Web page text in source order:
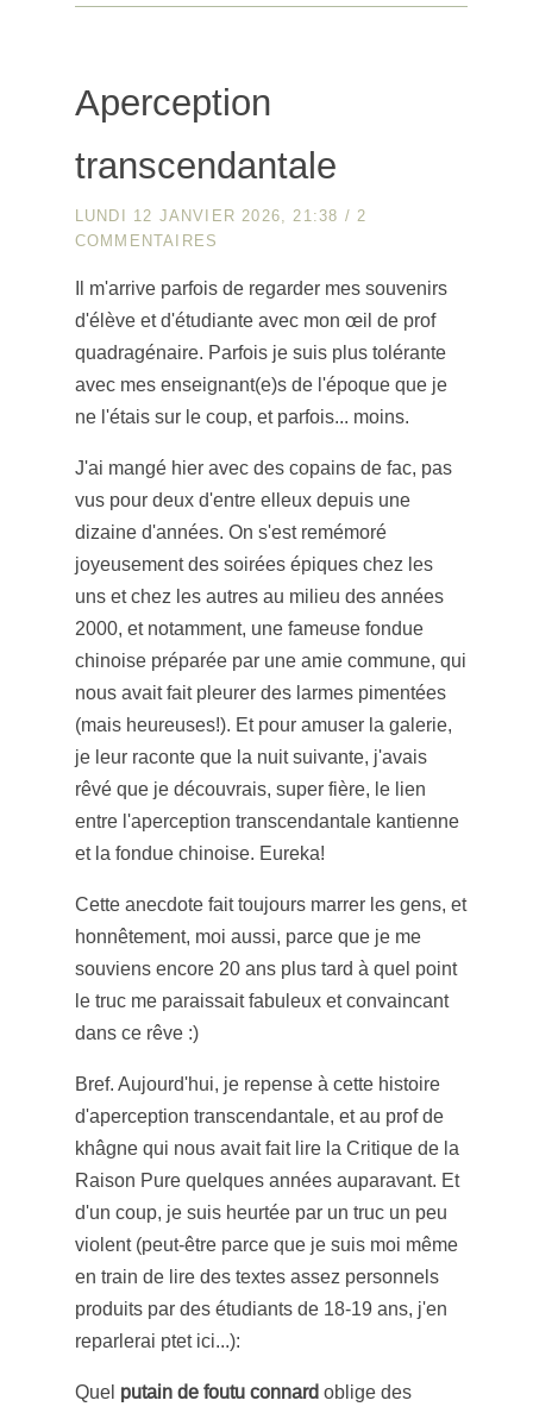
Aperception
transcendantale
LUNDI 12 JANVIER 2026, 21:38 / 2
COMMENTAIRES
Il m'arrive parfois de regarder mes souvenirs
d'élève et d'étudiante avec mon œil de prof
quadragénaire. Parfois je suis plus tolérante
avec mes enseignant(e)s de l'époque que je
ne l'étais sur le coup, et parfois... moins.
J'ai mangé hier avec des copains de fac, pas
vus pour deux d'entre elleux depuis une
dizaine d'années. On s'est remémoré
joyeusement des soirées épiques chez les
uns et chez les autres au milieu des années
2000, et notamment, une fameuse fondue
chinoise préparée par une amie commune, qui
nous avait fait pleurer des larmes pimentées
(mais heureuses!). Et pour amuser la galerie,
je leur raconte que la nuit suivante, j'avais
rêvé que je découvrais, super fière, le lien
entre l'aperception transcendantale kantienne
et la fondue chinoise. Eureka!
Cette anecdote fait toujours marrer les gens, et
honnêtement, moi aussi, parce que je me
souviens encore 20 ans plus tard à quel point
le truc me paraissait fabuleux et convaincant
dans ce rêve :)
Bref. Aujourd'hui, je repense à cette histoire
d'aperception transcendantale, et au prof de
khâgne qui nous avait fait lire la Critique de la
Raison Pure quelques années auparavant. Et
d'un coup, je suis heurtée par un truc un peu
violent (peut-être parce que je suis moi même
en train de lire des textes assez personnels
produits par des étudiants de 18-19 ans, j'en
reparlerai ptet ici...):
Quel putain de foutu connard oblige des